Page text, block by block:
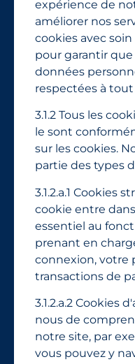
expérience de
améliorer nos
cookies avec
pour garantir
données
respectées à
3.1.2 Tous les
le sont
sur les cookies.
partie des types
3.1.2.a.1 Cookies
cookie entre
essentiel au
prenant en
connexion, votre
transactions de
3.1.2.a.2 Cookies
nous de
notre site, par
vous pouvez y